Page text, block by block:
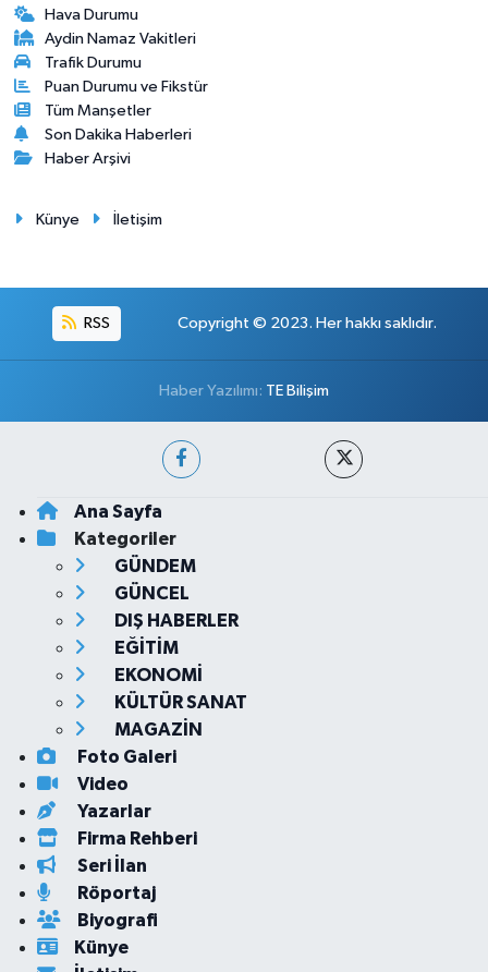
Hava Durumu
Aydin Namaz Vakitleri
Trafik Durumu
Puan Durumu ve Fikstür
Tüm Manşetler
Son Dakika Haberleri
Haber Arşivi
Künye İletişim
RSS Copyright © 2023. Her hakkı saklıdır.
Haber Yazılımı: TE Bilişim
Ana Sayfa
Kategoriler
GÜNDEM
GÜNCEL
DIŞ HABERLER
EĞİTİM
EKONOMİ
KÜLTÜR SANAT
MAGAZİN
Foto Galeri
Video
Yazarlar
Firma Rehberi
Seri İlan
Röportaj
Biyografi
Künye